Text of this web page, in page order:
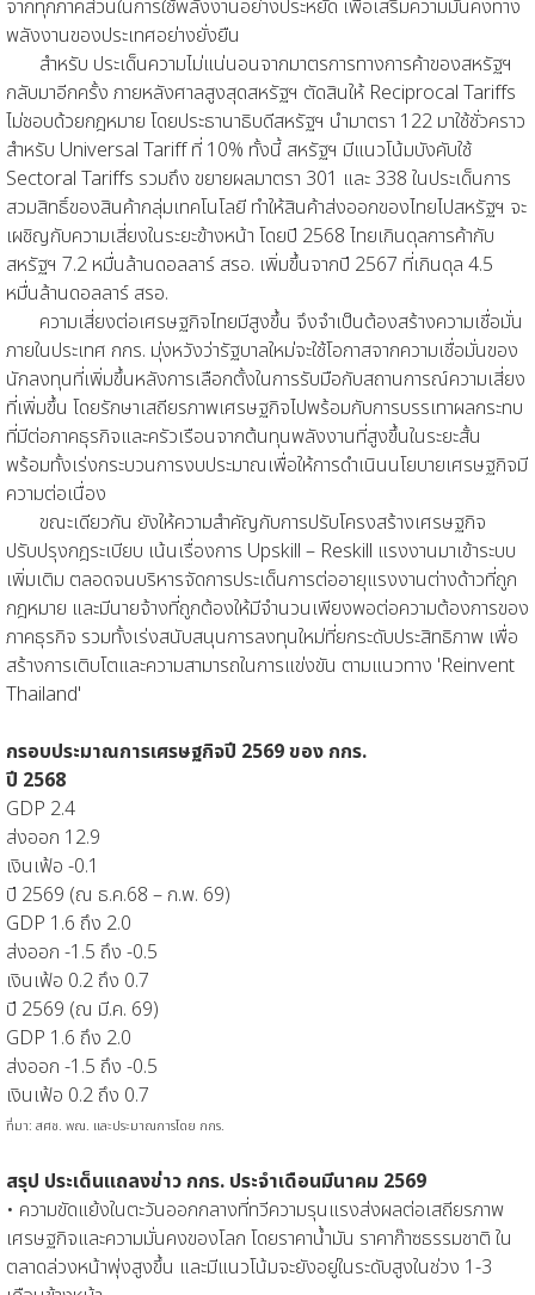
จากทุกภาคส่วนในการใช้พลังงานอย่างประหยัด เพื่อเสริมความมั่นคงทาง
พลังงานของประเทศอย่างยั่งยืน
สำหรับ ประเด็นความไม่แน่นอนจากมาตรการทางการค้าของสหรัฐฯ
กลับมาอีกครั้ง ภายหลังศาลสูงสุดสหรัฐฯ ตัดสินให้ Reciprocal Tariffs
ไม่ชอบด้วยกฎหมาย โดยประธานาธิบดีสหรัฐฯ นำมาตรา 122 มาใช้ชั่วคราว
สำหรับ Universal Tariff ที่ 10% ทั้งนี้ สหรัฐฯ มีแนวโน้มบังคับใช้
Sectoral Tariffs รวมถึง ขยายผลมาตรา 301 และ 338 ในประเด็นการ
สวมสิทธิ์ของสินค้ากลุ่มเทคโนโลยี ทำให้สินค้าส่งออกของไทยไปสหรัฐฯ จะ
เผชิญกับความเสี่ยงในระยะข้างหน้า โดยปี 2568 ไทยเกินดุลการค้ากับ
สหรัฐฯ 7.2 หมื่นล้านดอลลาร์ สรอ. เพิ่มขึ้นจากปี 2567 ที่เกินดุล 4.5
หมื่นล้านดอลลาร์ สรอ.
ความเสี่ยงต่อเศรษฐกิจไทยมีสูงขึ้น จึงจำเป็นต้องสร้างความเชื่อมั่น
ภายในประเทศ กกร. มุ่งหวังว่ารัฐบาลใหม่จะใช้โอกาสจากความเชื่อมั่นของ
นักลงทุนที่เพิ่มขึ้นหลังการเลือกตั้งในการรับมือกับสถานการณ์ความเสี่ยง
ที่เพิ่มขึ้น โดยรักษาเสถียรภาพเศรษฐกิจไปพร้อมกับการบรรเทาผลกระทบ
ที่มีต่อภาคธุรกิจและครัวเรือนจากต้นทุนพลังงานที่สูงขึ้นในระยะสั้น
พร้อมทั้งเร่งกระบวนการงบประมาณเพื่อให้การดำเนินนโยบายเศรษฐกิจมี
ความต่อเนื่อง
ขณะเดียวกัน ยังให้ความสำคัญกับการปรับโครงสร้างเศรษฐกิจ
ปรับปรุงกฎระเบียบ เน้นเรื่องการ Upskill – Reskill แรงงานมาเข้าระบบ
เพิ่มเติม ตลอดจนบริหารจัดการประเด็นการต่ออายุแรงงานต่างด้าวที่ถูก
กฎหมาย และมีนายจ้างที่ถูกต้องให้มีจำนวนเพียงพอต่อความต้องการของ
ภาคธุรกิจ รวมทั้งเร่งสนับสนุนการลงทุนใหม่ที่ยกระดับประสิทธิภาพ เพื่อ
สร้างการเติบโตและความสามารถในการแข่งขัน ตามแนวทาง 'Reinvent
Thailand'
กรอบประมาณการเศรษฐกิจปี 2569 ของ กกร.
ปี 2568
GDP 2.4
ส่งออก 12.9
เงินเฟ้อ -0.1
ปี 2569 (ณ ธ.ค.68 – ก.พ. 69)
GDP 1.6 ถึง 2.0
ส่งออก -1.5 ถึง -0.5
เงินเฟ้อ 0.2 ถึง 0.7
ปี 2569 (ณ มี.ค. 69)
GDP 1.6 ถึง 2.0
ส่งออก -1.5 ถึง -0.5
เงินเฟ้อ 0.2 ถึง 0.7
ที่มา: สศช. พณ. และประมาณการโดย กกร.
สรุป ประเด็นแถลงข่าว กกร. ประจำเดือนมีนาคม 2569
• ความขัดแย้งในตะวันออกกลางที่ทวีความรุนแรงส่งผลต่อเสถียรภาพ
เศรษฐกิจและความมั่นคงของโลก โดยราคาน้ำมัน ราคาก๊าซธรรมชาติ ใน
ตลาดล่วงหน้าพุ่งสูงขึ้น และมีแนวโน้มจะยังอยู่ในระดับสูงในช่วง 1-3